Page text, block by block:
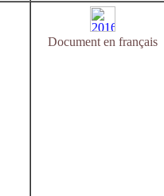
Document en français